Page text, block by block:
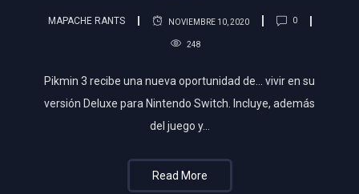
MAPACHE RANTS NOVIEMBRE 10, 2020 0
248
Pikmin 3 recibe una nueva oportunidad de… vivir en su
versión Deluxe para Nintendo Switch. Incluye, además
del juego y…
Read More